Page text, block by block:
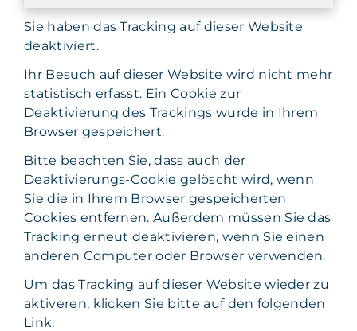
Sie haben das Tracking auf dieser Website
deaktiviert.
Ihr Besuch auf dieser Website wird nicht mehr
statistisch erfasst. Ein Cookie zur
Deaktivierung des Trackings wurde in Ihrem
Browser gespeichert.
Bitte beachten Sie, dass auch der
Deaktivierungs-Cookie gelöscht wird, wenn
Sie die in Ihrem Browser gespeicherten
Cookies entfernen. Außerdem müssen Sie das
Tracking erneut deaktivieren, wenn Sie einen
anderen Computer oder Browser verwenden.
Um das Tracking auf dieser Website wieder zu
aktiveren, klicken Sie bitte auf den folgenden
Link: